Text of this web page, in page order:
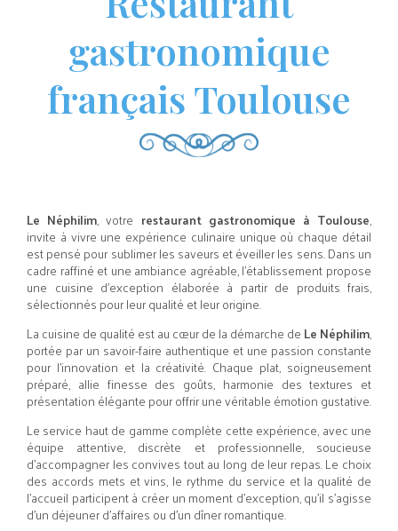
gastronomique
français Toulouse
Le Néphilim, votre restaurant gastronomique à Toulouse,
invite à vivre une expérience culinaire unique où chaque détail
est pensé pour sublimer les saveurs et éveiller les sens. Dans un
cadre raffiné et une ambiance agréable, l’établissement propose
une cuisine d’exception élaborée à partir de produits frais,
sélectionnés pour leur qualité et leur origine.
La cuisine de qualité est au cœur de la démarche de Le Néphilim,
portée par un savoir-faire authentique et une passion constante
pour l’innovation et la créativité. Chaque plat, soigneusement
préparé, allie finesse des goûts, harmonie des textures et
présentation élégante pour offrir une véritable émotion gustative.
Le service haut de gamme complète cette expérience, avec une
équipe attentive, discrète et professionnelle, soucieuse
d’accompagner les convives tout au long de leur repas. Le choix
des accords mets et vins, le rythme du service et la qualité de
l’accueil participent à créer un moment d’exception, qu’il s’agisse
d’un déjeuner d’affaires ou d’un dîner romantique.